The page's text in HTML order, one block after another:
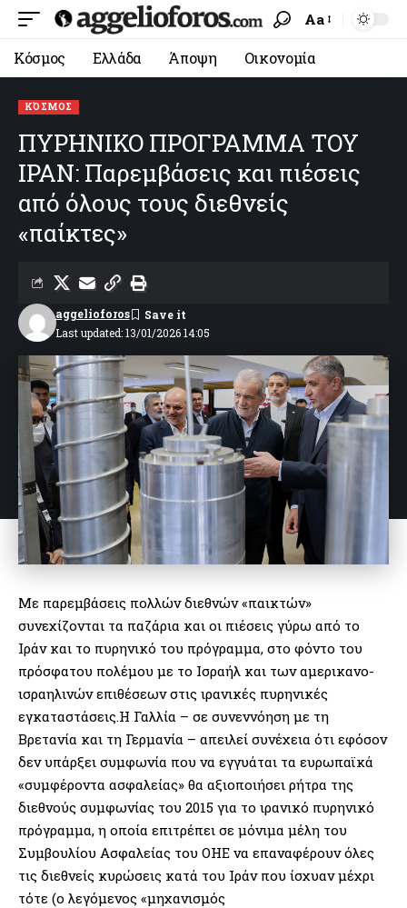
Aa
Κόσμος Ελλάδα Άποψη Οικονομία
ΚΌΣΜΟΣ
ΠΥΡΗΝΙΚΟ ΠΡΟΓΡΑΜΜΑ ΤΟΥ
ΙΡΑΝ: Παρεμβάσεις και πιέσεις
από όλους τους διεθνείς
«παίκτες»
Last updated: 13/01/2026 14:05
aggelioforos
Με παρεμβάσεις πολλών διεθνών «παικτών»
συνεχίζονται τα παζάρια και οι πιέσεις γύρω από το
Ιράν και το πυρηνικό του πρόγραμμα, στο φόντο του
πρόσφατου πολέμου με το Ισραήλ και των αμερικανο-
ισραηλινών επιθέσεων στις ιρανικές πυρηνικές
εγκαταστάσεις.Η Γαλλία – σε συνεννόηση με τη
Βρετανία και τη Γερμανία – απειλεί συνέχεια ότι εφόσον
δεν υπάρξει συμφωνία που να εγγυάται τα ευρωπαϊκά
«συμφέροντα ασφαλείας» θα αξιοποιήσει ρήτρα της
διεθνούς συμφωνίας του 2015 για το ιρανικό πυρηνικό
πρόγραμμα, η οποία επιτρέπει σε μόνιμα μέλη του
Συμβουλίου Ασφαλείας του ΟΗΕ να επαναφέρουν όλες
τις διεθνείς κυρώσεις κατά του Ιράν που ίσχυαν μέχρι
τότε (ο λεγόμενος «μηχανισμός